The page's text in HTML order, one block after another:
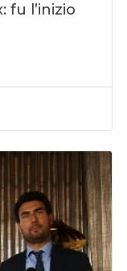
fu l’inizio